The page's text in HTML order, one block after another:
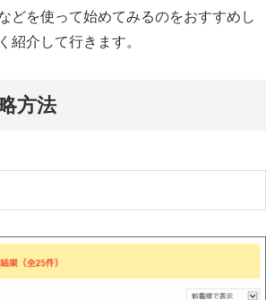
どを使って始めてみるのをおすすめし
紹介して行きます。
方法